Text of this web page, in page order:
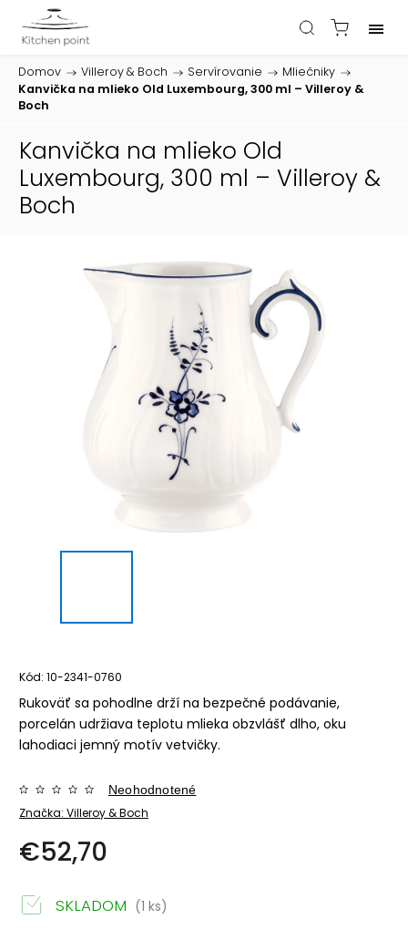
Domov / Villeroy & Boch / Servírovanie / Mliečniky /
Kanvička na mlieko Old Luxembourg, 300 ml – Villeroy &
Boch
Kanvička na mlieko Old
Luxembourg, 300 ml – Villeroy &
Boch
Kód: 10-2341-0760
Rukoväť sa pohodlne drží na bezpečné podávanie,
porcelán udržiava teplotu mlieka obzvlášť dlho, oku
lahodiaci jemný motív vetvičky.
Značka: Villeroy & Boch
Neohodnotené
€52,70
SKLADOM (1 ks)